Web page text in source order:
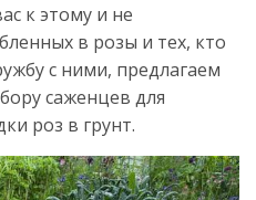
к этому и не
в розы и тех, кто
с ними, предлагаем
саженцев для
роз в грунт.